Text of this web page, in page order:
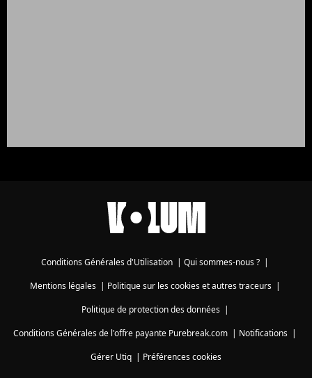
Conditions Générales d'Utilisation | Qui sommes-nous ? |
Mentions légales| Politique sur les cookies et autres traceurs|
Politique de protection des données|
Conditions Générales de l'offre payante Purebreak.com | Notifications |
Gérer Utiq | Préférences cookies